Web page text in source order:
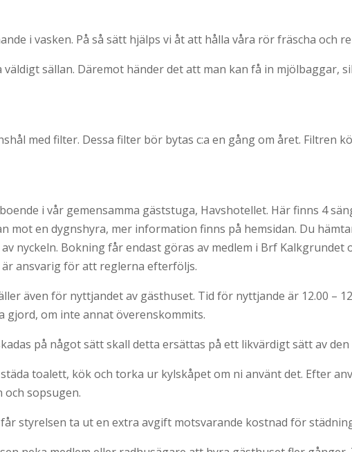
i vasken. På så sätt hjälps vi åt att hålla våra rör fräscha och
sällan. Däremot händer det att man kan få in mjölbaggar,
med filter. Dessa filter bör bytas c:a en gång om året. Filtren
i vår gemensamma gäststuga, Havshotellet. Här finns 4
mot en dygnshyra, mer information finns på hemsidan. Du
nyckeln. Bokning får endast göras av medlem i Brf Kalkgrundet
är ansvarig för att reglerna efterföljs.
även för nyttjandet av gästhuset. Tid för nyttjande är 12.00 –
gjord, om inte annat överenskommits.
på något sätt skall detta ersättas på ett likvärdigt sätt av
toalett, kök och torka ur kylskåpet om ni använt det. Efter
och sopsugen.
styrelsen ta ut en extra avgift motsvarande kostnad för